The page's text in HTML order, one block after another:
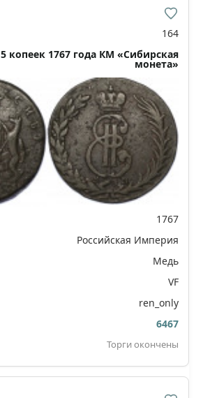
164
5 копеек 1767 года КМ «Сибирская
монета»
1767
Российская Империя
Медь
VF
ren_only
6467
Торги окончены